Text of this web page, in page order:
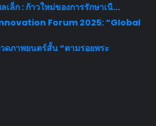
ล็ก : ก้าวใหม่ของการรักษาเนื...
Forum 2025: “Global
ดภาพยนตร์สั้น “ตามรอยพระ